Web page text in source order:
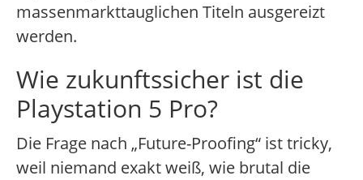
massenmarkttauglichen Titeln ausgereizt
werden.
Wie zukunftssicher ist die
Playstation 5 Pro?
Die Frage nach „Future-Proofing“ ist tricky,
weil niemand exakt weiß, wie brutal die